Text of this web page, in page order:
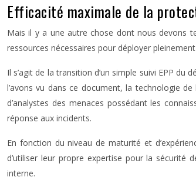
Efficacité maximale de la
Mais il y a une autre chose dont nous devons
ressources nécessaires pour déployer
Il s’agit de la transition d’un simple suivi EPP du
l’avons vu dans ce document, la technologie
d’analystes des menaces possédant les
réponse aux incidents.
En fonction du niveau de maturité et
d’utiliser leur propre expertise pour la sécurité
interne.